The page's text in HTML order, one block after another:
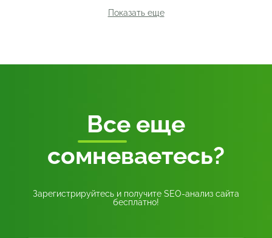
Показать еще
Все еще
сомневаетесь?
Зарегистрируйтесь и получите SEO-анализ сайта
бесплатно!